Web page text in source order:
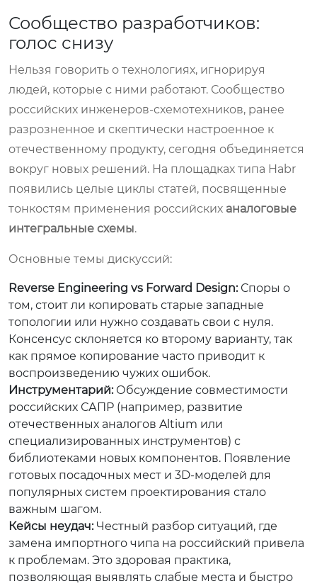
Сообщество разработчиков:
голос снизу
Нельзя говорить о технологиях, игнорируя
людей, которые с ними работают. Сообщество
российских инженеров-схемотехников, ранее
разрозненное и скептически настроенное к
отечественному продукту, сегодня объединяется
вокруг новых решений. На площадках типа Habr
появились целые циклы статей, посвященные
тонкостям применения российских аналоговые
интегральные схемы.
Основные темы дискуссий:
Reverse Engineering vs Forward Design:Споры о
том, стоит ли копировать старые западные
топологии или нужно создавать свои с нуля.
Консенсус склоняется ко второму варианту, так
как прямое копирование часто приводит к
воспроизведению чужих ошибок.
Инструментарий:Обсуждение совместимости
российских САПР (например, развитие
отечественных аналогов Altium или
специализированных инструментов) с
библиотеками новых компонентов. Появление
готовых посадочных мест и 3D-моделей для
популярных систем проектирования стало
важным шагом.
Кейсы неудач:Честный разбор ситуаций, где
замена импортного чипа на российский привела
к проблемам. Это здоровая практика,
позволяющая выявлять слабые места и быстро